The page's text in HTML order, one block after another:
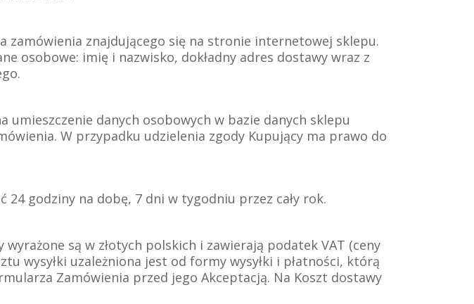
zamówienia znajdującego się na stronie internetowej sklepu.
osobowe: imię i nazwisko, dokładny adres dostawy wraz z
umieszczenie danych osobowych w bazie danych sklepu
W przypadku udzielenia zgody Kupujący ma prawo do
godziny na dobę, 7 dni w tygodniu przez cały rok.
są w złotych polskich i zawierają podatek VAT (ceny
wysyłki uzależniona jest od formy wysyłki i płatności, którą
Zamówienia przed jego Akceptacją. Na Koszt dostawy